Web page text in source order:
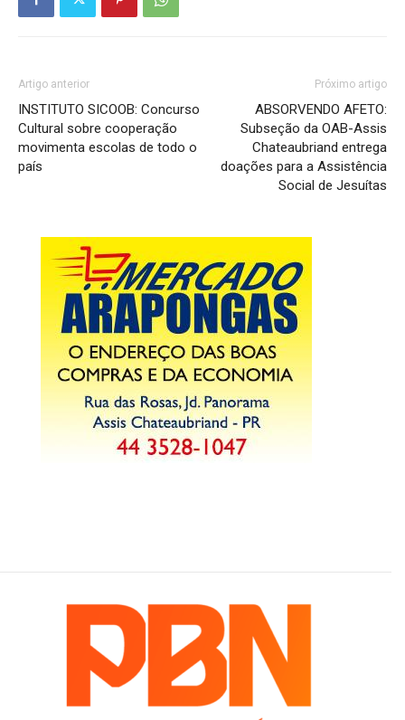
Artigo anterior
INSTITUTO SICOOB: Concurso
Cultural sobre cooperação
movimenta escolas de todo o
país
Próximo artigo
ABSORVENDO AFETO:
Subseção da OAB-Assis
Chateaubriand entrega
doações para a Assistência
Social de Jesuítas